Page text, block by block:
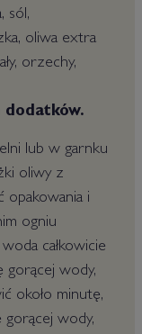
sól,
oliwa extra
orzechy,
dodatków.
lub w garnku
oliwy z
opakowania i
ogniu
całkowicie
gorącej wody,
około minutę,
wody,